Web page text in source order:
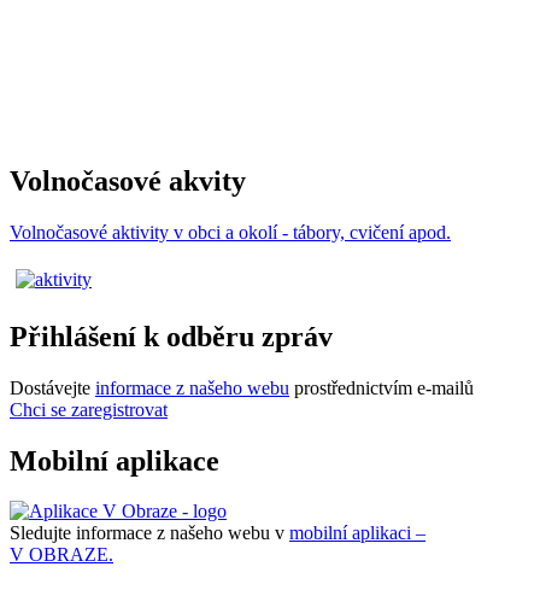
Volnočasové akvity
Volnočasové aktivity v obci a okolí - tábory, cvičení apod.
Přihlášení k odběru zpráv
Dostávejte informace z našeho webu prostřednictvím e-mailů
Chci se zaregistrovat
Mobilní aplikace
Sledujte informace z našeho webu v mobilní aplikaci –
V OBRAZE.